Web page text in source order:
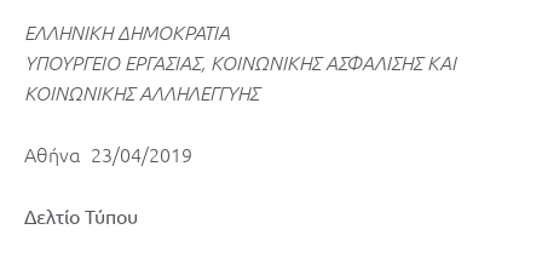
ΕΛΛΗΝΙΚΗ ΔΗΜΟΚΡΑΤΙΑ
ΥΠΟΥΡΓΕΙΟ ΕΡΓΑΣΙΑΣ, ΚΟΙΝΩΝΙΚΗΣ ΑΣΦΑΛΙΣΗΣ ΚΑΙ
ΚΟΙΝΩΝΙΚΗΣ ΑΛΛΗΛΕΓΓΥΗΣ
Αθήνα 23/04/2019
Δελτίο Τύπου